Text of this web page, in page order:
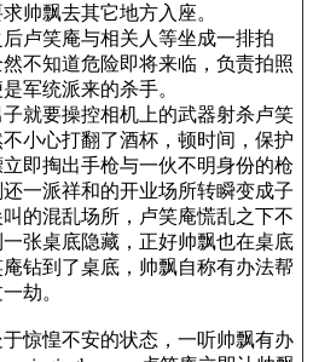
帅飘去其它地方入座。
卢笑庵与相关人等坐成一排拍
不知道危险即将来临，负责拍照
军统派来的杀手。
就要操控相机上的武器射杀卢笑
小心打翻了酒杯，顿时间，保护
即掏出手枪与一伙不明身份的枪
一派祥和的开业场所转瞬变成子
的混乱场所，卢笑庵慌乱之下不
张桌底隐藏，正好帅飘也在桌底
钻到了桌底，帅飘自称有办法帮
劫。
惊惶不安的状态，一听帅飘有办